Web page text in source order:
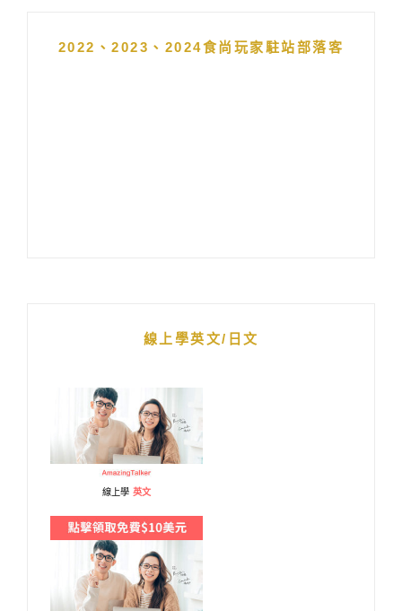
2022、2023、2024食尚玩家駐站部落客
線上學英文/日文
線上學 英文